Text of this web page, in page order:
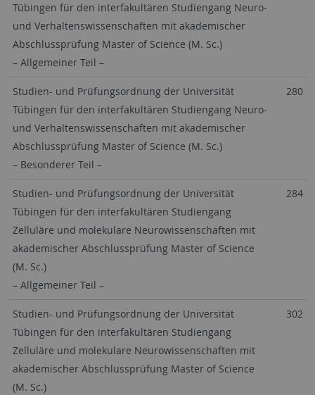
Tübingen für den interfakultären Studiengang Neuro-
und Verhaltenswissenschaften mit akademischer
Abschlussprüfung Master of Science (M. Sc.)
– Allgemeiner Teil –
Studien- und Prüfungsordnung der Universität
Tübingen für den interfakultären Studiengang Neuro-
und Verhaltenswissenschaften mit akademischer
Abschlussprüfung Master of Science (M. Sc.)
– Besonderer Teil –
280
Studien- und Prüfungsordnung der Universität
Tübingen für den interfakultären Studiengang
Zelluläre und molekulare Neurowissenschaften mit
akademischer Abschlussprüfung Master of Science
(M. Sc.)
– Allgemeiner Teil –
284
Studien- und Prüfungsordnung der Universität
Tübingen für den interfakultären Studiengang
Zelluläre und molekulare Neurowissenschaften mit
akademischer Abschlussprüfung Master of Science
(M. Sc.)
302